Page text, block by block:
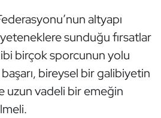
altyapı
yeteneklere sunduğu fırsatlar
birçok sporcunun yolu
başarı, bireysel bir galibiyetin
uzun vadeli bir emeğin